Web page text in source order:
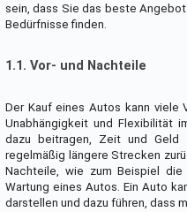
sein, dass Sie das beste
Bedürfnisse finden.
1.1. Vor- und Nachteile
Der Kauf eines Autos kann viele
Unabhängigkeit und Flexibilität
dazu beitragen, Zeit und Geld
regelmäßig längere Strecken
Nachteile, wie zum Beispiel
Wartung eines Autos. Ein Auto
darstellen und dazu führen, dass